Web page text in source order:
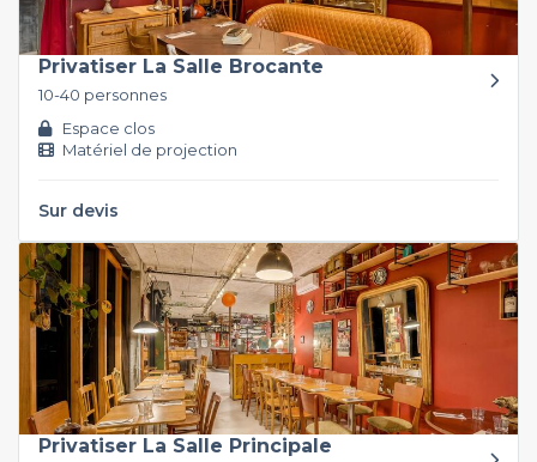
Privatiser La Salle Brocante
10-40 personnes
Espace clos
Matériel de projection
Sur devis
Privatiser La Salle Principale